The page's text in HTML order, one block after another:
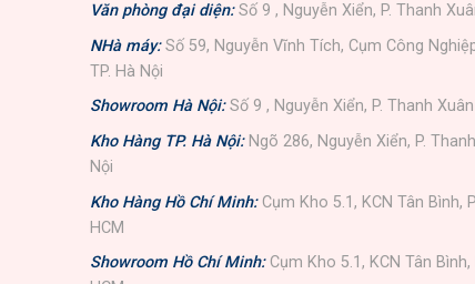
Văn phòng đại diện:Số 9 , Nguyễn Xiển, P. Thanh
NHà máy: Số 59, Nguyễn Vĩnh Tích, Cụm Công
TP. Hà Nội
Showroom Hà Nội: Số 9 , Nguyễn Xiển, P. Thanh
Kho Hàng TP. Hà Nội: Ngõ 286, Nguyễn Xiển, P.
Nội
Kho Hàng Hồ Chí Minh: Cụm Kho 5.1, KCN Tân Bình,
HCM
Showroom Hồ Chí Minh: Cụm Kho 5.1, KCN Tân